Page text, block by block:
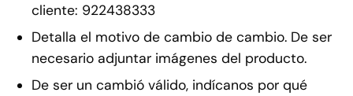
cliente: 922438333
Detalla el motivo de cambio de cambio. De ser
necesario adjuntar imágenes del producto.
De ser un cambió válido, indícanos por qué